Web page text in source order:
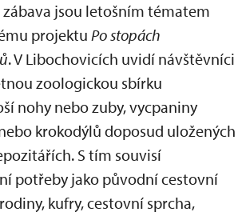
zábava jsou letošním tématem
projektu Po stopách
. V Libochovicích uvidí návštěvníci
zoologickou sbírku
nohy nebo zuby, vycpaniny
krokodýlů doposud uložených
S tím souvisí
potřeby jako původní cestovní
kufry, cestovní sprcha,